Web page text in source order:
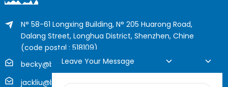
N° 58-61 Longxing Building, N° 205 Huarong Road,
Dalang Street, Longhua District, Shenzhen, Chine
(code postal : 518109)
becky@boyingcable.com
jackliu@boyingcable.com
Leave Your Message